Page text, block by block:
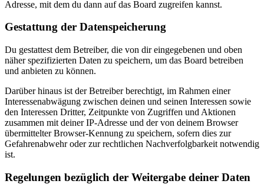
Adresse, mit dem du dann auf das Board zugreifen kannst.
Gestattung der Datenspeicherung
Du gestattest dem Betreiber, die von dir eingegebenen und oben
näher spezifizierten Daten zu speichern, um das Board betreiben
und anbieten zu können.
Darüber hinaus ist der Betreiber berechtigt, im Rahmen einer
Interessenabwägung zwischen deinen und seinen Interessen sowie
den Interessen Dritter, Zeitpunkte von Zugriffen und Aktionen
zusammen mit deiner IP-Adresse und der von deinem Browser
übermittelter Browser-Kennung zu speichern, sofern dies zur
Gefahrenabwehr oder zur rechtlichen Nachverfolgbarkeit notwendig
ist.
Regelungen bezüglich der Weitergabe deiner Daten